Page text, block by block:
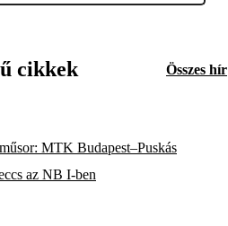
cikkek Összes hír
MTK Budapest–Puskás
az NB I-ben